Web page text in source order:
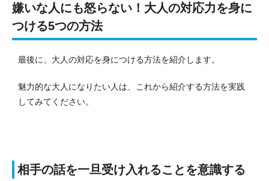
嫌いな人にも怒らない！大人の対応力を身に
つける5つの方法
最後に、大人の対応を身につける方法を紹介します。
魅力的な大人になりたい人は、これから紹介する方法を実践
してみてください。
相手の話を一旦受け入れることを意識する